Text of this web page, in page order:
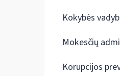
Kokybės
Mokesčių
Korupcijos